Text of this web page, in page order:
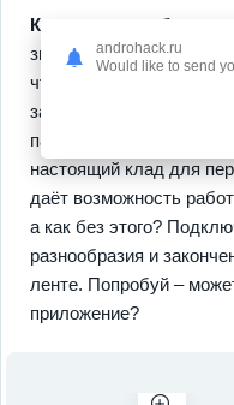
Ключевые
знакомый интерфейс
чтобы твои снимки
забывай про
параметров, как
настоящий клад для
даёт возможность
а как без этого?
разнообразия и
ленте. Попробуй –
приложение?
androhack.ru
Would like to send